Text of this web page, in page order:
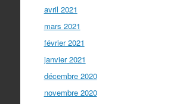
avril 2021
mars 2021
février 2021
janvier 2021
décembre 2020
novembre 2020